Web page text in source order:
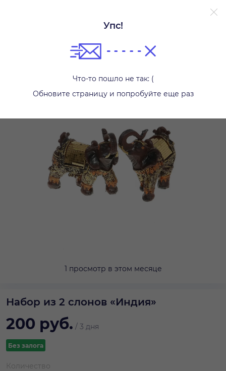
Упс!
Что-то пошло не так: (
Обновите страницу и попробуйте еще раз
1 просмотр в этом месяце
Набор из 2 слонов «Индия»
200 руб. / 3 дня
Без залога
Количество